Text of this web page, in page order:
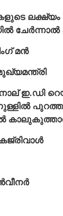
ലക്ഷ്യം
മൻ
നാല് ഇ.ഡി